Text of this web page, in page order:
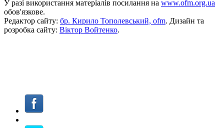
У разі використання матеріалів посилання на www.ofm.org.ua
обов'язкове.
Редактор сайту: бр. Кирило Тополевський, ofm. Дизайн та
розробка сайту: Віктор Войтенко.